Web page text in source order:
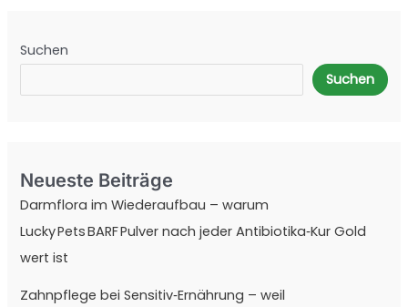
Suchen
Suchen
Neueste Beiträge
Darmflora im Wiederaufbau – warum
Lucky Pets BARF Pulver nach jeder Antibiotika‑Kur Gold
wert ist
Zahnpflege bei Sensitiv‑Ernährung – weil